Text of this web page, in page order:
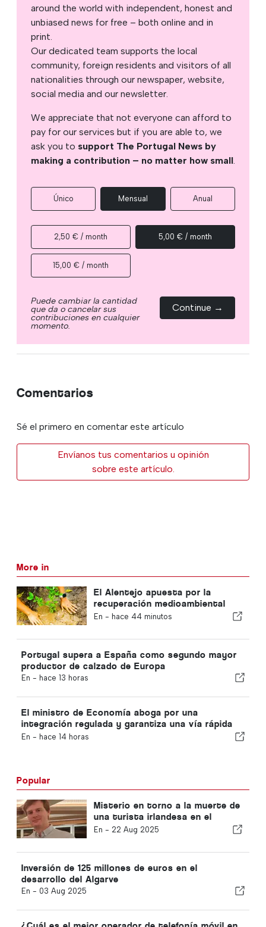
around the world with independent, honest and
unbiased news for free – both online and in
print.
Our dedicated team supports the local
community, foreign residents and visitors of all
nationalities through our newspaper, website,
social media and our newsletter.
We appreciate that not everyone can afford to
pay for our services but if you are able to, we
ask you to support The Portugal News by
making a contribution – no matter how small.
Único Mensual Anual
2,50 € / month 5,00 € / month
15,00 € / month
Puede cambiar la cantidad
que da o cancelar sus
contribuciones en cualquier
momento.
Continue →
Comentarios
Sé el primero en comentar este artículo
Envíanos tus comentarios u opinión
sobre este artículo.
More in
El Alentejo apuesta por la
recuperación medioambiental
con fondos europeos
En - hace 44 minutos
Portugal supera a España como segundo mayor
productor de calzado de Europa
En - hace 13 horas
El ministro de Economía aboga por una
integración regulada y garantiza una vía rápida
para los inmigrantes
En - hace 14 horas
Popular
Misterio en torno a la muerte de
una turista irlandesa en el
Algarve
En - 22 Aug 2025
Inversión de 125 millones de euros en el
desarrollo del Algarve
En - 03 Aug 2025